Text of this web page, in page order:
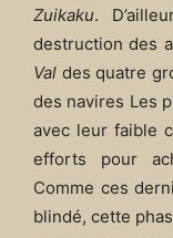
Zuikaku.
destruction des
Val des quatre
des navires Les
avec leur faible
efforts pour
Comme ces
blindé, cette